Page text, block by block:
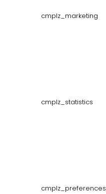
cmplz_marketing
cmplz_statistics
cmplz_preferences